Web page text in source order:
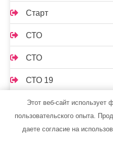
Старт
СТО
СТО
СТО 19
СТО Автосервис
Этот веб-сайт
пользовательского опыта.
даете согласие на